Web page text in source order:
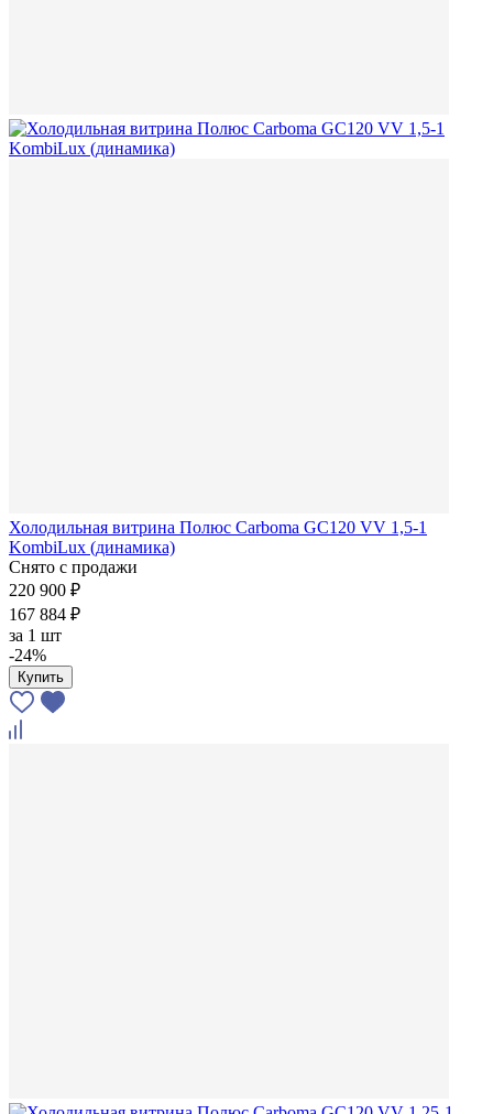
Холодильная витрина Полюс Carboma GC120 VV 1,5-1
KombiLux (динамика)
Снято с продажи
220 900 ₽
167 884 ₽
за 1 шт
-24%
Купить